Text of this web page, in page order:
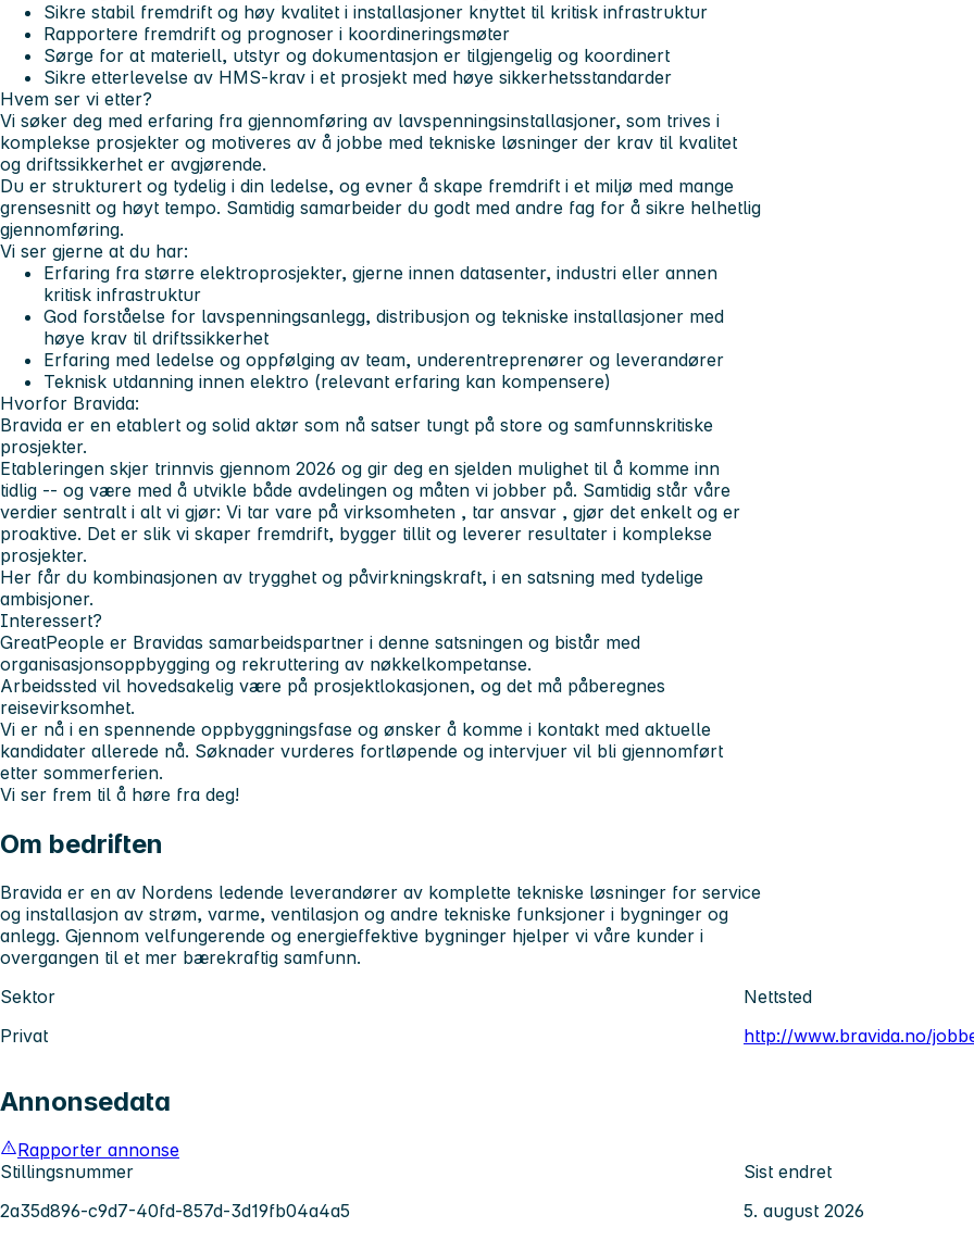
Sikre stabil fremdrift og høy kvalitet i installasjoner knyttet til kritisk infrastruktur
Rapportere fremdrift og prognoser i koordineringsmøter
Sørge for at materiell, utstyr og dokumentasjon er tilgjengelig og koordinert
Sikre etterlevelse av HMS-krav i et prosjekt med høye sikkerhetsstandarder
Hvem ser vi etter?
Vi søker deg med erfaring fra gjennomføring av lavspenningsinstallasjoner, som trives i
komplekse prosjekter og motiveres av å jobbe med tekniske løsninger der krav til kvalitet
og driftssikkerhet er avgjørende.
Du er strukturert og tydelig i din ledelse, og evner å skape fremdrift i et miljø med mange
grensesnitt og høyt tempo. Samtidig samarbeider du godt med andre fag for å sikre helhetlig
gjennomføring.
Vi ser gjerne at du har:
Erfaring fra større elektroprosjekter, gjerne innen datasenter, industri eller annen
kritisk infrastruktur
God forståelse for lavspenningsanlegg, distribusjon og tekniske installasjoner med
høye krav til driftssikkerhet
Erfaring med ledelse og oppfølging av team, underentreprenører og leverandører
Teknisk utdanning innen elektro (relevant erfaring kan kompensere)
Hvorfor Bravida:
Bravida er en etablert og solid aktør som nå satser tungt på store og samfunnskritiske
prosjekter.
Etableringen skjer trinnvis gjennom 2026 og gir deg en sjelden mulighet til å komme inn
tidlig -- og være med å utvikle både avdelingen og måten vi jobber på. Samtidig står våre
verdier sentralt i alt vi gjør: Vi tar vare på virksomheten , tar ansvar , gjør det enkelt og er
proaktive. Det er slik vi skaper fremdrift, bygger tillit og leverer resultater i komplekse
prosjekter.
Her får du kombinasjonen av trygghet og påvirkningskraft, i en satsning med tydelige
ambisjoner.
Interessert?
GreatPeople er Bravidas samarbeidspartner i denne satsningen og bistår med
organisasjonsoppbygging og rekruttering av nøkkelkompetanse.
Arbeidssted vil hovedsakelig være på prosjektlokasjonen, og det må påberegnes
reisevirksomhet.
Vi er nå i en spennende oppbyggningsfase og ønsker å komme i kontakt med aktuelle
kandidater allerede nå. Søknader vurderes fortløpende og intervjuer vil bli gjennomført
etter sommerferien.
Vi ser frem til å høre fra deg!
Om bedriften
Bravida er en av Nordens ledende leverandører av komplette tekniske løsninger for service
og installasjon av strøm, varme, ventilasjon og andre tekniske funksjoner i bygninger og
anlegg. Gjennom velfungerende og energieffektive bygninger hjelper vi våre kunder i
overgangen til et mer bærekraftig samfunn.
Sektor
Privat
Nettsted
http://www.bravida.no/
Annonsedata
Rapporter annonse
Stillingsnummer
2a35d896-c9d7-40fd-857d-3d19fb04a4a5
Sist endret
5. august 2026